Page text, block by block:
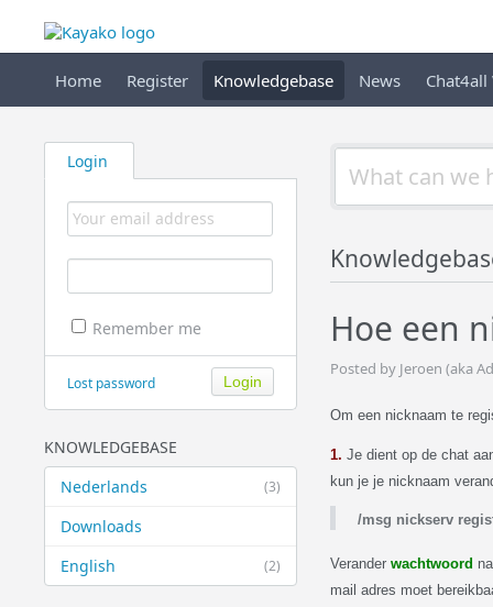
Home Register Knowledgebase News Chat4all
Login
Remember me
Lost password
KNOWLEDGEBASE
(3)
Nederlands
Downloads
(2)
English
Hoe een
Posted by Jeroen (aka
Om een nicknaam te
1. Je dient op de chat
kun je je nicknaam
/msg nickserv
Verander wachtwoord
mail adres moet